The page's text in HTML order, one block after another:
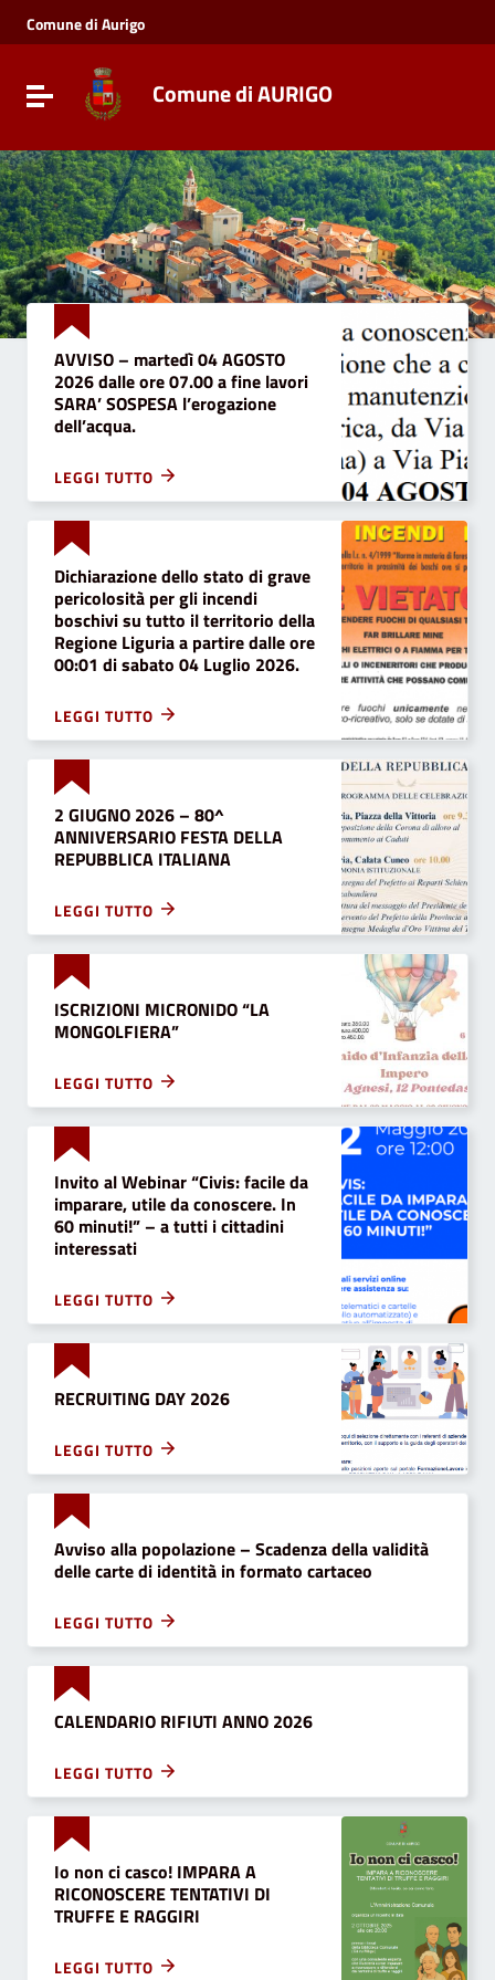
Vai al menu di navigazione
Vai al footer
Comune di Aurigo
Toggle navigationComune di AURIGO
AVVISO – martedì 04 AGOSTO
2026 dalle ore 07.00 a fine lavori
SARA’ SOSPESA l’erogazione
dell’acqua.
LEGGI TUTTO
Dichiarazione dello stato di grave
pericolosità per gli incendi
boschivi su tutto il territorio della
Regione Liguria a partire dalle ore
00:01 di sabato 04 Luglio 2026.
LEGGI TUTTO
2 GIUGNO 2026 – 80^
ANNIVERSARIO FESTA DELLA
REPUBBLICA ITALIANA
LEGGI TUTTO
ISCRIZIONI MICRONIDO “LA
MONGOLFIERA”
LEGGI TUTTO
Invito al Webinar “Civis: facile da
imparare, utile da conoscere. In
60 minuti!” – a tutti i cittadini
interessati
LEGGI TUTTO
RECRUITING DAY 2026
LEGGI TUTTO
Avviso alla popolazione – Scadenza della validità
delle carte di identità in formato cartaceo
LEGGI TUTTO
CALENDARIO RIFIUTI ANNO 2026
LEGGI TUTTO
Io non ci casco! IMPARA A
RICONOSCERE TENTATIVI DI
TRUFFE E RAGGIRI
LEGGI TUTTO